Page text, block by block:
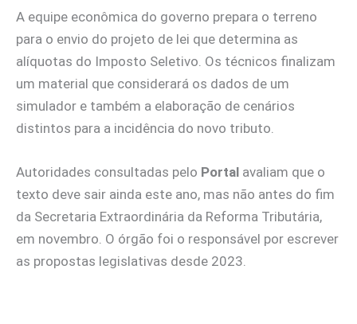
A equipe econômica do governo prepara o terreno
para o envio do projeto de lei que determina as
alíquotas do Imposto Seletivo. Os técnicos finalizam
um material que considerará os dados de um
simulador e também a elaboração de cenários
distintos para a incidência do novo tributo.
Autoridades consultadas pelo Portal avaliam que o
texto deve sair ainda este ano, mas não antes do fim
da Secretaria Extraordinária da Reforma Tributária,
em novembro. O órgão foi o responsável por escrever
as propostas legislativas desde 2023.